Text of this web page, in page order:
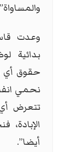
وعدت
بدائية
حقوق أي
نحمي
تتعرض
أيضا”.